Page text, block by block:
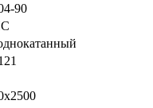
90